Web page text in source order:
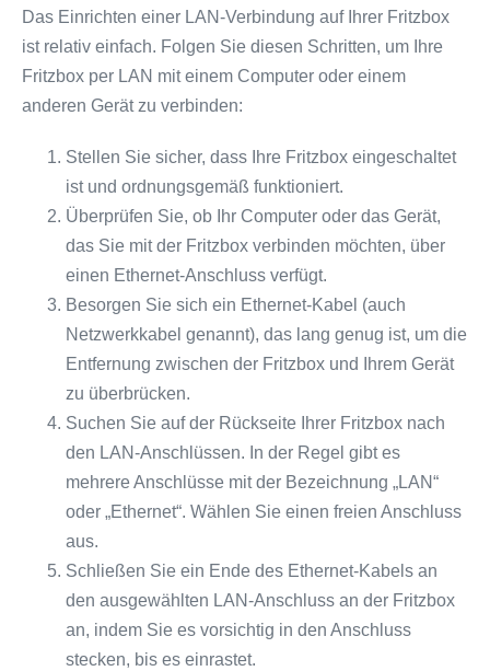
Das Einrichten einer LAN-Verbindung auf Ihrer Fritzbox
ist relativ einfach. Folgen Sie diesen Schritten, um Ihre
Fritzbox per LAN mit einem Computer oder einem
anderen Gerät zu verbinden:
Stellen Sie sicher, dass Ihre Fritzbox eingeschaltet
ist und ordnungsgemäß funktioniert.
Überprüfen Sie, ob Ihr Computer oder das Gerät,
das Sie mit der Fritzbox verbinden möchten, über
einen Ethernet-Anschluss verfügt.
Besorgen Sie sich ein Ethernet-Kabel (auch
Netzwerkkabel genannt), das lang genug ist, um die
Entfernung zwischen der Fritzbox und Ihrem Gerät
zu überbrücken.
Suchen Sie auf der Rückseite Ihrer Fritzbox nach
den LAN-Anschlüssen. In der Regel gibt es
mehrere Anschlüsse mit der Bezeichnung „LAN“
oder „Ethernet“. Wählen Sie einen freien Anschluss
aus.
Schließen Sie ein Ende des Ethernet-Kabels an
den ausgewählten LAN-Anschluss an der Fritzbox
an, indem Sie es vorsichtig in den Anschluss
stecken, bis es einrastet.